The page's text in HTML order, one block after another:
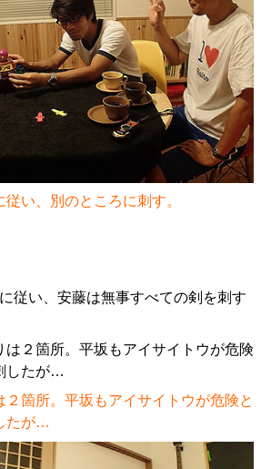
い、別のところに刺す。
従い、安藤は無事すべての剣を刺す
２箇所。平坂もアイサイトウが危険と
たが…